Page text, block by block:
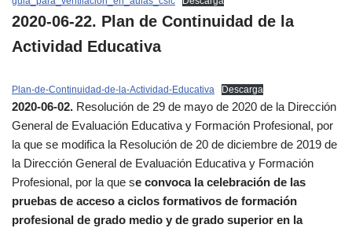
2020-06-22. Plan de Continuidad de la
Actividad Educativa
Plan-de-Continuidad-de-la-Actividad-Educativa Descarga
2020-06-02. Resolución de 29 de mayo de 2020 de la Dirección
General de Evaluación Educativa y Formación Profesional, por
la que se modifica la Resolución de 20 de diciembre de 2019 de
la Dirección General de Evaluación Educativa y Formación
Profesional, por la que se convoca la celebración de las
pruebas de acceso a ciclos formativos de formación
profesional de grado medio y de grado superior en la